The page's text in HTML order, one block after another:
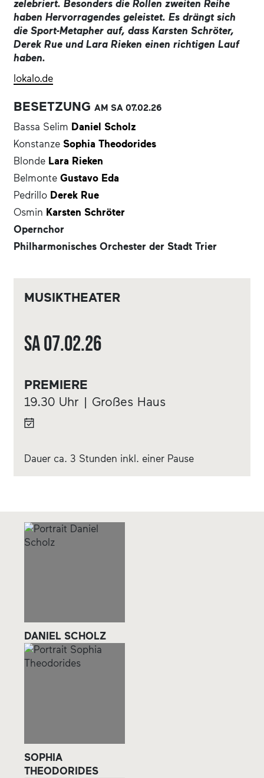
zelebriert. Besonders die Rollen zweiten Reihe
haben Hervorragendes geleistet. Es drängt sich
die Sport-Metapher auf, dass Karsten Schröter,
Derek Rue und Lara Rieken einen richtigen Lauf
haben.
lokalo.de
BESETZUNGAM SA07.02.26
Bassa Selim Daniel Scholz
Konstanze Sophia Theodorides
Blonde Lara Rieken
Belmonte Gustavo Eda
Pedrillo Derek Rue
Osmin Karsten Schröter
Opernchor
Philharmonisches Orchester der Stadt Trier
MUSIKTHEATER
Sa07.02.26
PREMIERE
19.30 Uhr | Großes Haus
Dauer ca. 3 Stunden inkl. einer Pause
DANIEL SCHOLZ
SOPHIA
THEODORIDES